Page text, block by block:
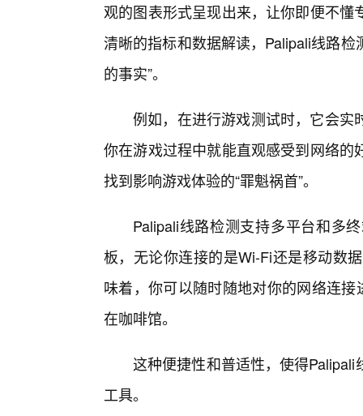
观的图表形式呈现出来，让你即便不
清晰的指标和数据解读，Palipali线路检
的事实”。
例如，在进行游戏测试时，它会实
你在游戏过程中就能直观感受到网络
找到影响游戏体验的“罪魁祸首”。
Palipali线路检测支持多平台和多
板，无论你连接的是Wi-Fi还是移动数
味着，你可以随时随地对你的网络连
在咖啡馆。
这种便捷性和普适性，使得
工具。